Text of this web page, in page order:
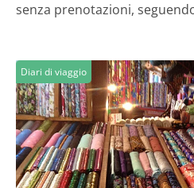
senza prenotazioni,
Diari di viaggio